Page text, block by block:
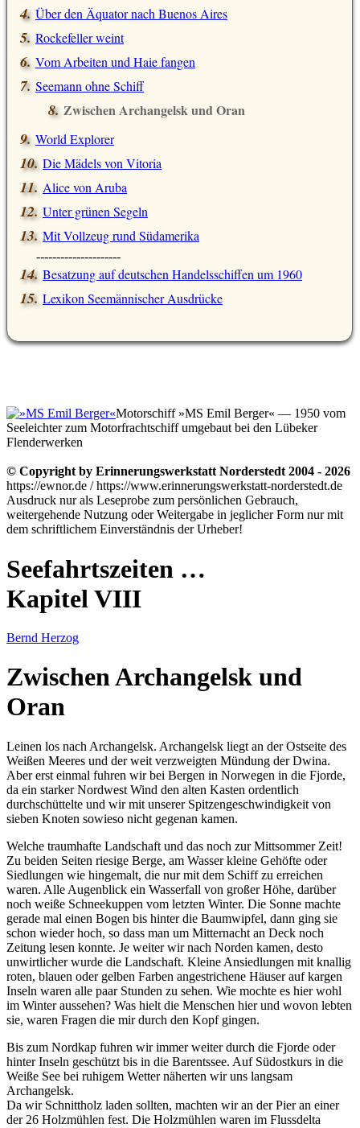
Über den Äquator nach Buenos Aires
Rockefeller weint
Vom Arbeiten und Haie fangen
Seemann ohne Schiff
Zwischen Archangelsk und Oran
World Explorer
Die Mädels von Vitoria
Alice von Aruba
Unter grünen Segeln
Mit Vollzeug rund Südamerika
---------------------
Besatzung auf deutschen Handelsschiffen um 1960
Lexikon Seemännischer Ausdrücke
Motorschiff »MS Emil Berger« — 1950 vom
Seeleichter zum Motorfrachtschiff umgebaut bei den Lübeker
Flenderwerken
© Copyright by Erinnerungswerkstatt Norderstedt 2004 - 2026
https://ewnor.de / https://www.erinnerungswerkstatt-norderstedt.de
Ausdruck nur als Leseprobe zum persönlichen Gebrauch,
weitergehende Nutzung oder Weitergabe in jeglicher Form nur mit
dem schriftlichem Einverständnis der Urheber!
Seefahrtszeiten …
Kapitel VIII
Bernd Herzog
Zwischen Archangelsk und
Oran
Leinen los nach Archangelsk. Archangelsk liegt an der Ostseite des
Weißen Meeres und der weit verzweigten Mündung der Dwina.
Aber erst einmal fuhren wir bei Bergen in Norwegen in die Fjorde,
da ein starker Nordwest Wind den alten Kasten ordentlich
durchschüttelte und wir mit unserer Spitzengeschwindigkeit von
sieben Knoten sowieso nicht gegenan kamen.
Welche traumhafte Landschaft und das noch zur Mittsommer Zeit!
Zu beiden Seiten riesige Berge, am Wasser kleine Gehöfte oder
Siedlungen wie hingemalt, die nur mit dem Schiff zu erreichen
waren. Alle Augenblick ein Wasserfall von großer Höhe, darüber
noch weiße Schneekuppen vom letzten Winter. Die Sonne machte
gerade mal einen Bogen bis hinter die Baumwipfel, dann ging sie
schon wieder hoch, so dass man um Mitternacht an Deck noch
Zeitung lesen konnte. Je weiter wir nach Norden kamen, desto
unwirtlicher wurde die Landschaft. Kleine Ansiedlungen mit knallig
roten, blauen oder gelben Farben angestrichene Häuser auf kargen
Inseln waren alle paar Stunden zu sehen. Wie mochte es hier wohl
im Winter aussehen? Was hielt die Menschen hier und wovon lebten
sie, waren Fragen die mir durch den Kopf gingen.
Bis zum Nordkap fuhren wir immer weiter durch die Fjorde oder
hinter Inseln geschützt bis in die Barentssee. Auf Südostkurs in die
Weiße See bei ruhigem Wetter näherten wir uns langsam
Archangelsk.
Da wir Schnittholz laden sollten, machten wir an der Pier an einer
der 26 Holzmühlen fest. Die Holzmühlen waren im Flussdelta